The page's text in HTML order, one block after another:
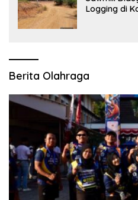
Logging di
Berita Olahraga